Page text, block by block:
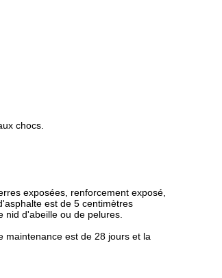
chocs.
exposées, renforcement exposé,
est de 5 centimètres
d'abeille ou de pelures.
maintenance est de 28 jours et la